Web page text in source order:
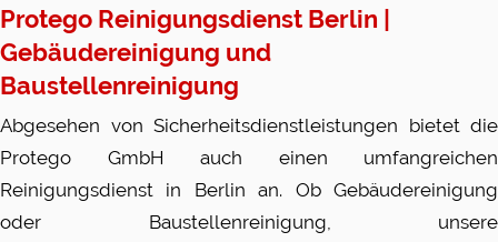
Protego Reinigungsdienst Berlin |
Gebäudereinigung und
Baustellenreinigung
Abgesehen von Sicherheitsdienstleistungen bietet die
Protego GmbH auch einen umfangreichen
Reinigungsdienst in Berlin an. Ob Gebäudereinigung
oder Baustellenreinigung, unsere